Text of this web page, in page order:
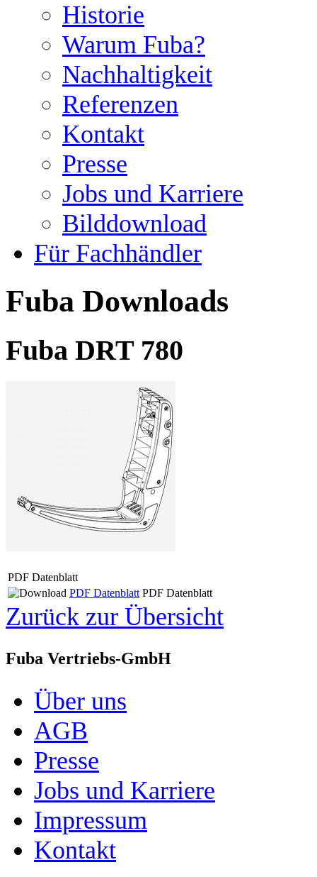
Historie
Warum Fuba?
Nachhaltigkeit
Referenzen
Kontakt
Presse
Jobs und Karriere
Bilddownload
Für Fachhändler
Fuba Downloads
Fuba DRT 780
PDF Datenblatt
PDF Datenblatt PDF Datenblatt
Zurück zur Übersicht
Fuba Vertriebs-GmbH
Über uns
AGB
Presse
Jobs und Karriere
Impressum
Kontakt